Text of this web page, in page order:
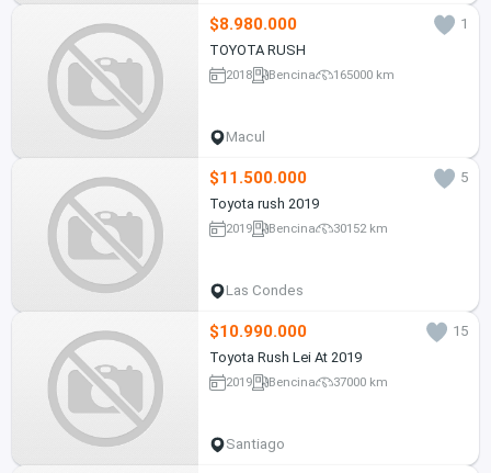
$8.980.000
1
TOYOTA RUSH
2018 Bencina 165000 km
Macul
$11.500.000
5
Toyota rush 2019
2019 Bencina 30152 km
Las Condes
$10.990.000
15
Toyota Rush Lei At 2019
2019 Bencina 37000 km
Santiago